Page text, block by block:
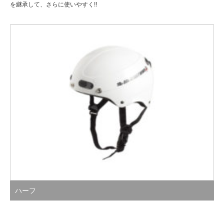
を継承して、さらに使いやすく!!
ハーフ